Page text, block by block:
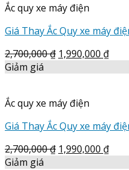
Ắc quy xe máy điện
Giá Thay Ắc Quy xe máy
2,700,000₫ 1,990,000 ₫
Giảm giá
Ắc quy xe máy điện
Giá Thay Ắc Quy xe máy
2,700,000₫ 1,990,000 ₫
Giảm giá